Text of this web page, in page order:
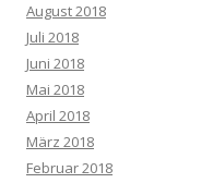
August 2018
Juli 2018
Juni 2018
Mai 2018
April 2018
März 2018
Februar 2018